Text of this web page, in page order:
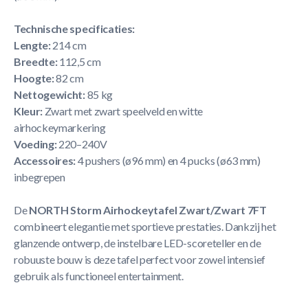
Technische specificaties:
Lengte:214 cm
Breedte:112,5 cm
Hoogte:82 cm
Nettogewicht:85 kg
Kleur: Zwart met zwart speelveld en witte
airhockeymarkering
Voeding:220–240V
Accessoires:4 pushers (ø96 mm) en 4 pucks (ø63 mm)
inbegrepen
DeNORTH Storm Airhockeytafel Zwart/Zwart 7FT
combineert elegantie met sportieve prestaties. Dankzij het
glanzende ontwerp, de instelbare LED-scoreteller en de
robuuste bouw is deze tafel perfect voor zowel intensief
gebruik als functioneel entertainment.